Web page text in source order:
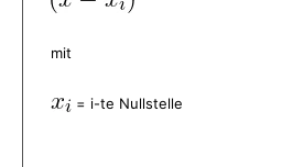
mit
= i-te Nullstelle